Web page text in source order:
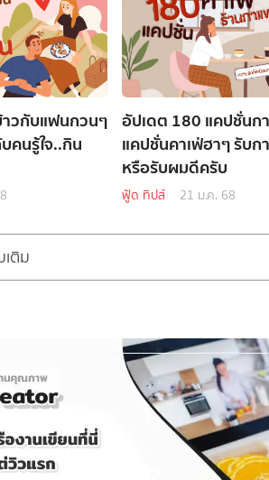
วกับแฟนกวนๆ
คนรู้ใจ..กิน
อัปเดต 180 แคปชั่นก
แคปชั่นคาเฟ่ฮาๆ รับ
หรือรับผมดีครับ
ฟู้ด ทิปส์ 21 ม.ค. 68
เติม